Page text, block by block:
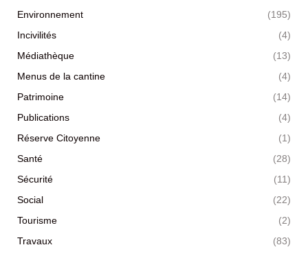
Environnement
(195)
Incivilités
(4)
Médiathèque
(13)
Menus de la cantine
(4)
Patrimoine
(14)
Publications
(4)
Réserve Citoyenne
(1)
Santé
(28)
Sécurité
(11)
Social
(22)
Tourisme
(2)
Travaux
(83)